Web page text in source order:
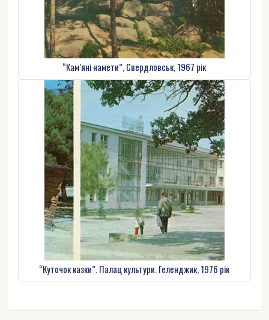
“Кам’яні намети”, Свердловськ, 1967 рік
“Куточок казки”. Палац культури. Геленджик, 1976 рік